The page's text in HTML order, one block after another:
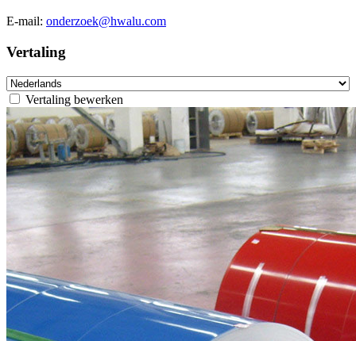
E-mail: onderzoek@hwalu.com
Vertaling
Vertaling bewerken